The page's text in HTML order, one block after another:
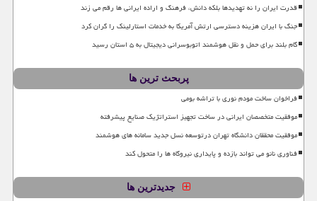
قدرت ایران را نه تهدیدها بلکه دانش، فرهنگ و اراده ایرانی ها رقم می زند
جنگ با ایران هزینه دسترسی ارتش آمریکا به خدمات استارلینک را گران کرد
گام بلند برای حمل و نقل هوشمند اتوبوسرانی دیجیتال به ۵ استان رسید
پربحث ترین ها
فراخوان ساخت مودم نوری با تراشه بومی
موفقیت متخصصان ایرانی در ساخت تجهیز استراتژیک صنایع پیشرفته
موفقیت محققان دانشگاه تهران درتوسعه نسل جدید سامانه های هوشمند
فناوری نانو می تواند بازده و پایداری نیروگاه ها را متحول کند
جدیدترین ها